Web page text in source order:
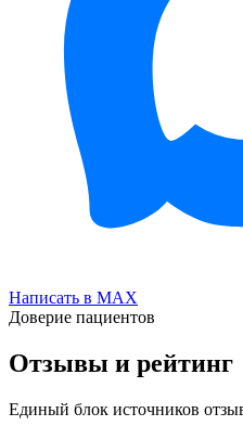
Написать в MAX
Доверие пациентов
Отзывы и рейтинг
Единый блок источников